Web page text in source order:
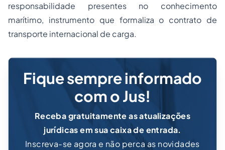
responsabilidade presentes no conhecimento
marítimo, instrumento que formaliza o contrato de
transporte internacional de carga.
Fique sempre informado
com o Jus!
Receba gratuitamente as atualizações
jurídicas em sua caixa de entrada.
Inscreva-se agora e não perca as novidades